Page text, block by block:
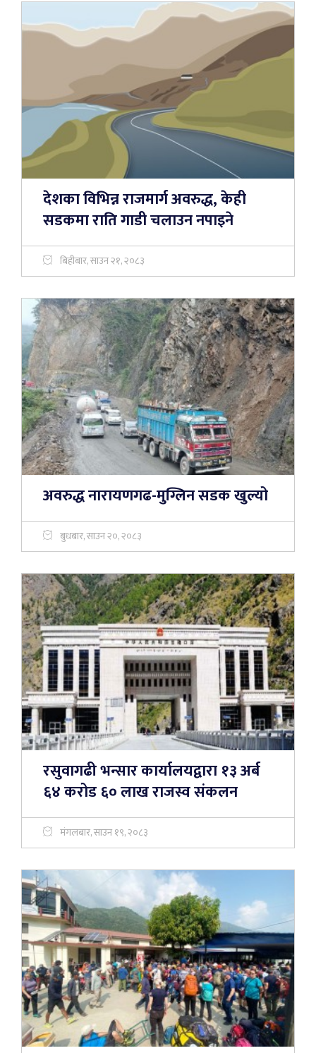
देशका विभिन्न राजमार्ग अवरुद्ध, केही
सडकमा राति गाडी चलाउन नपाइने
बिहीबार, साउन २१, २०८३
अवरुद्ध नारायणगढ-मुग्लिन सडक खुल्यो
बुधबार, साउन २०, २०८३
रसुवागढी भन्सार कार्यालयद्वारा १३ अर्ब
६४ करोड ६० लाख राजस्व संकलन
मंगलबार, साउन १९, २०८३